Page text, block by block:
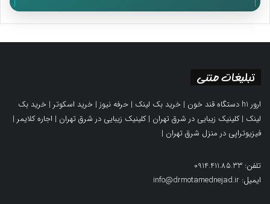
تبلیغات متنی
ارور h1 دستگاه قند خون | خرید بک لینک | حرفه نیوز | خرید اسکوتر | خرید بک
لینک |کلینیک زیبایی در شرق تهران |کلینیک زیبایی در شرق تهران | اجاره کلایمر |
فیزیوتراپی در منزل شرق تهران |
تلفن: 0914.411.85.33
ایمیل: info@drmotamednejad.ir